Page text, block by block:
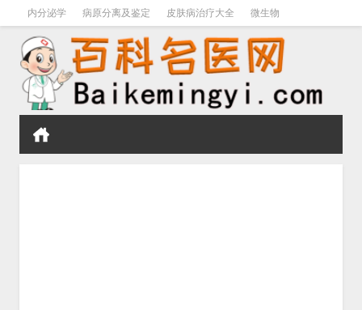
内分泌学 病原分离及鉴定 皮肤病治疗大全 微生物
皮肤病学 男科学 血液病学 心血管 口腔医学 禁戒毒品